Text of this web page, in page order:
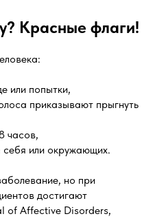
Красные флаги!
или попытки,
приказывают прыгнуть
часов,
себя или окружающих.
но при
достигают
of Affective Disorders,